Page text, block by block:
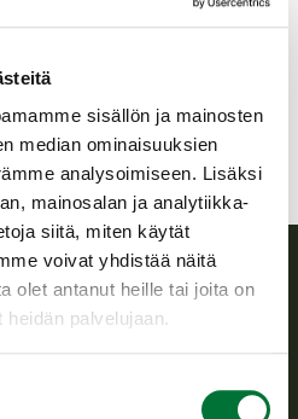
sisällön ja mainosten
median ominaisuuksien
analysoimiseen. Lisäksi
mainosalan ja analytiikka-
siitä, miten käytät
voivat yhdistää näitä
olet antanut heille tai joita on
palvelujaan.
ja huolehtii riistapolitiikan